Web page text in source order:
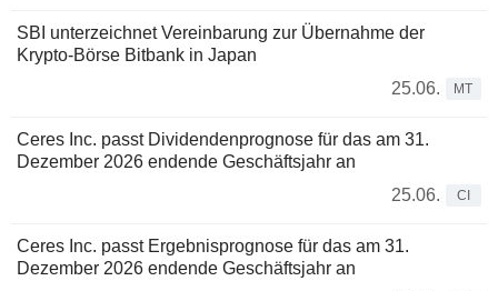
SBI unterzeichnet Vereinbarung zur Übernahme der
Krypto-Börse Bitbank in Japan
25.06.
MT
Ceres Inc. passt Dividendenprognose für das am 31.
Dezember 2026 endende Geschäftsjahr an
25.06.
CI
Ceres Inc. passt Ergebnisprognose für das am 31.
Dezember 2026 endende Geschäftsjahr an